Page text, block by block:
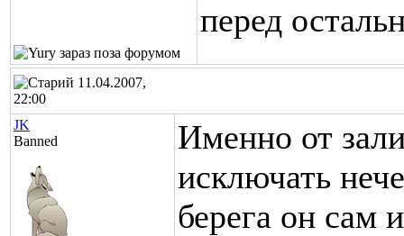
перед
11.04.2007,
22:00
JK
Banned
Именно от
исключать
берега он сам